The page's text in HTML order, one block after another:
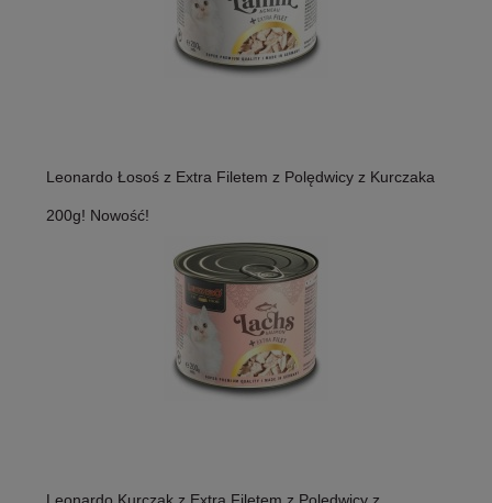
Leonardo Łosoś z Extra Filetem z Polędwicy z Kurczaka
200g! Nowość!
Leonardo Kurczak z Extra Filetem z Polędwicy z